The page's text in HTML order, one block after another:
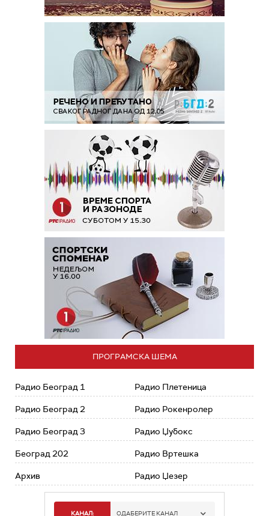
ПРОГРАМСКА ШЕМА
Радио Београд 1
Радио Београд 2
Радио Београд 3
Београд 202
Архив
Радио Плетеница
Радио Рокенролер
Радио Џубокс
Радио Вртешка
Радио Џезер
КАНАЛ: ОДАБЕРИТЕ КАНАЛ